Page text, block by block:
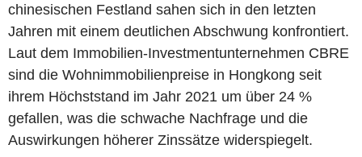
chinesischen Festland sahen sich in den letzten
Jahren mit einem deutlichen Abschwung konfrontiert.
Laut dem Immobilien-Investmentunternehmen CBRE
sind die Wohnimmobilienpreise in Hongkong seit
ihrem Höchststand im Jahr 2021 um über 24 %
gefallen, was die schwache Nachfrage und die
Auswirkungen höherer Zinssätze widerspiegelt.